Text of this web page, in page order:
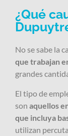
¿Qué
No se sabe la
que trabajan
grandes
El tipo de
son aquellos
que incluya
utilizan